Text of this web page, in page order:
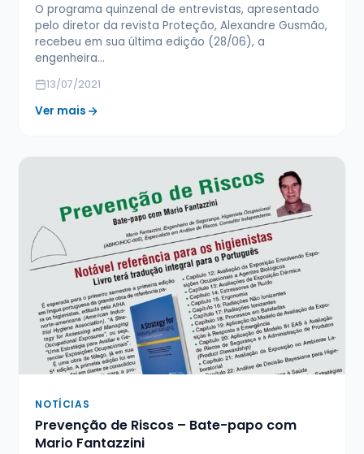
O programa quinzenal de entrevistas, apresentado
pelo diretor da revista Proteção, Alexandre Gusmão,
recebeu em sua última edição (28/06), a
engenheira…
13/07/2021
Ver mais
NOTÍCIAS
Prevenção de Riscos – Bate-papo com
Mario Fantazzini